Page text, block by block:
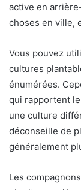
active en
choses en ville,
Vous pouvez
cultures
énumérées.
qui rapportent le
une culture
déconseille de
généralement
Les